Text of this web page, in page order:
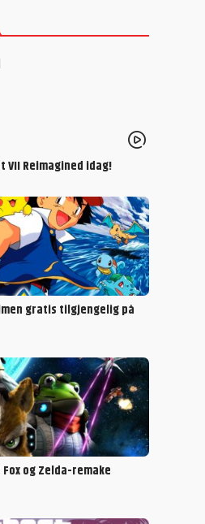
VII Reimagined idag!
gratis tilgjengelig på
og Zelda-remake